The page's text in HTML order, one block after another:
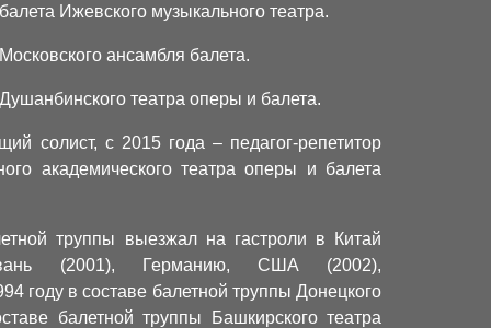
Ижевского музыкального театра.
ансамбля балета.
театра оперы и балета.
солист, с 2015 года – педагог-репетитор
академического театра оперы и балета
труппы выезжал на гастроли в Китай
(2001), Германию, США (2002),
году в составе балетной труппы Донецкого
балетной труппы Башкирского театра